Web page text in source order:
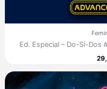
Ed. Especial – Do-Si-Dos